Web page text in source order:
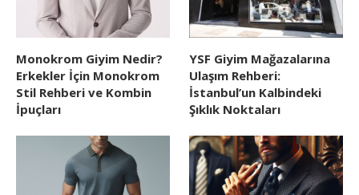
Monokrom Giyim Nedir?
Erkekler İçin Monokrom
Stil Rehberi ve Kombin
İpuçları
YSF Giyim Mağazalarına
Ulaşım Rehberi:
İstanbul’un Kalbindeki
Şıklık Noktaları